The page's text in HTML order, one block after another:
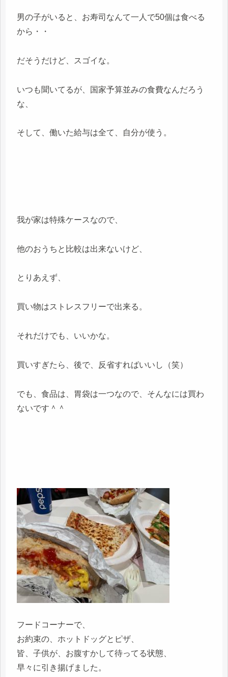
男の子がいると、お寿司なんて一人で50個は食べる
から・・
だそうだけど、スゴイな。
いつも聞いてるが、国家予算並みの食費なんだろう
な、
そして、働いた給与は全て、自分が使う。
我が家は特殊ケースなので、
他のおうちと比較は出来ないけど、
とりあえず、
買い物はストレスフリーで出来る。
それだけでも、いいかな。
買いすぎたら、後で、反省すればいいし（笑）
でも、食品は、胃袋は一つなので、そんなには買わ
ないです＾＾
フードコーナーで、
お約束の、ホットドッグとピザ、
皆、子供が、お腹すかして待ってる状態、
早々に引き揚げました。